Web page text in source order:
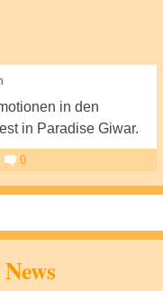
in den
in Paradise Giwar.
0